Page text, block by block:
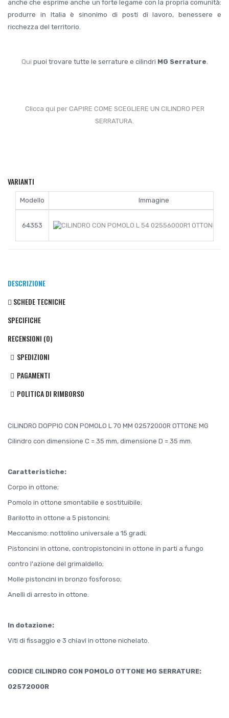
anche che esprime anche un forte legame con la propria comunità:
produrre in Italia è sinonimo di posti di lavoro, benessere e
ricchezza del territorio.
Qui puoi trovare tutte le serrature e cilindri MG Serrature.
Clicca qui per CAPIRE COME SCEGLIERE UN CILINDRO PER
SERRATURA.
VARIANTI
Modello Immagine
64353
DESCRIZIONE
SCHEDE TECNICHE
SPECIFICHE
RECENSIONI (0)
SPEDIZIONI
PAGAMENTI
POLITICA DI RIMBORSO
CILINDRO DOPPIO CON POMOLO L 70 MM 02572000R OTTONE MG
Cilindro con dimensione C = 35 mm, dimensione D = 35 mm.
Caratteristiche:
Corpo in ottone;
Pomolo in ottone smontabile e sostituibile;
Barilotto in ottone a 5 pistoncini;
Meccanismo: nottolino universale a 15 gradi;
Pistoncini in ottone, contropistoncini in ottone in parti a fungo
contro l'azione del grimaldello;
Molle pistoncini in bronzo fosforoso;
Anelli di arresto in ottone.
In dotazione:
Viti di fissaggio e 3 chiavi in ottone nichelato.
CODICE CILINDRO CON POMOLO OTTONE MG SERRATURE:
02572000R